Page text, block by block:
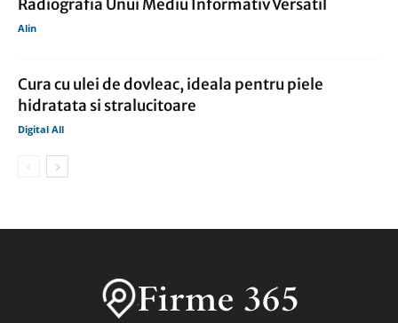
Radiografia Unui Mediu Informativ Versatil
Alin
Cura cu ulei de dovleac, ideala pentru piele
hidratata si stralucitoare
Digital All